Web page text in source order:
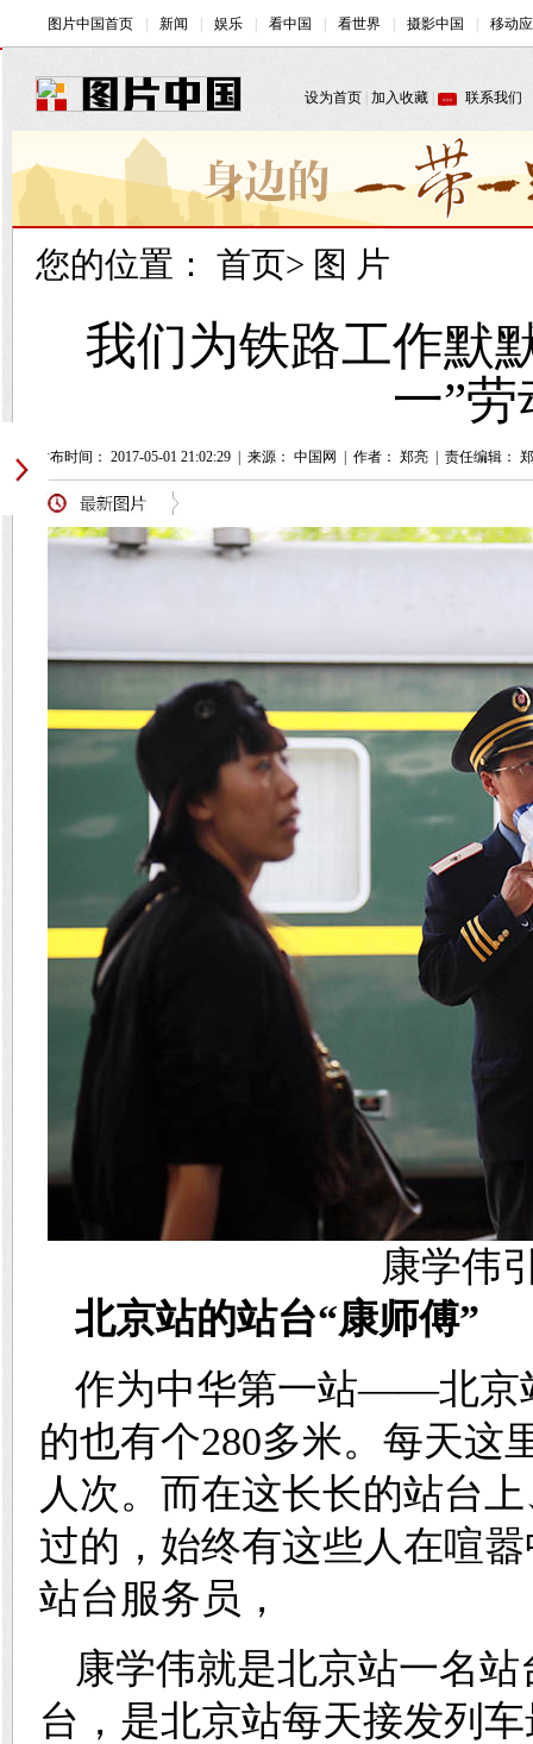
您的位置： 首页> 图 片
我们为铁路工作默
一”
发布时间： 2017-05-01 21:02:29 来源： 中国网 作者： 郑亮 责任编辑：
康学伟
北京站的站台“康师傅”
作为中华第一站——北京
的也有个280多米。每天这
人次。而在这长长的站台
过的，始终有这些人在喧
站台服务员，
康学伟就是北京站一名
台，是北京站每天接发列